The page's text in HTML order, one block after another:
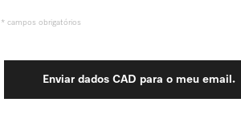
* campos obrigatórios